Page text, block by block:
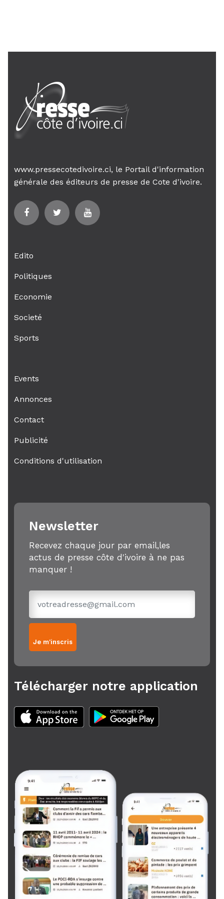
www.pressecotedivoire.ci, le Portail d'information
générale des éditeurs de presse de Cote d'ivoire.
Edito
Politiques
Economie
Societé
Sports
Events
Annonces
Contact
Publicité
Conditions d'utilisation
Newsletter
Recevez chaque jour par email,les
actus de presse côte d'ivoire à ne pas
manquer !
Je m'inscris
Télécharger notre application